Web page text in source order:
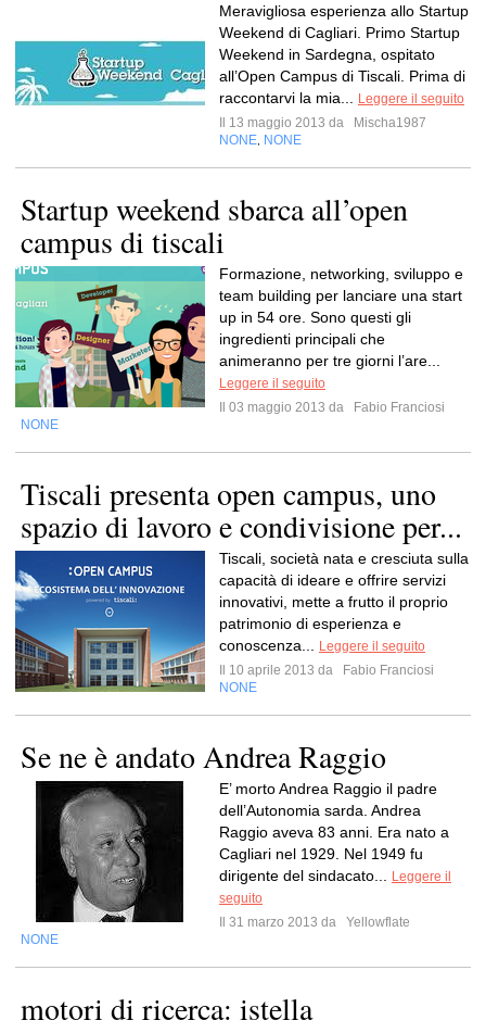
Meravigliosa esperienza allo Startup
Weekend di Cagliari. Primo Startup
Weekend in Sardegna, ospitato
all’Open Campus di Tiscali. Prima di
raccontarvi la mia...
Leggere il seguito
Il 13 maggio 2013 da
Mischa1987
NONE NONE
Startup weekend sbarca all’open
campus di tiscali
Formazione, networking, sviluppo e
team building per lanciare una start
up in 54 ore. Sono questi gli
ingredienti principali che
animeranno per tre giorni l’are...
Leggere il seguito
Il 03 maggio 2013 da
Fabio Franciosi
NONE
Tiscali presenta open campus, uno
spazio di lavoro e condivisione per...
Tiscali, società nata e cresciuta sulla
capacità di ideare e offrire servizi
innovativi, mette a frutto il proprio
patrimonio di esperienza e
conoscenza...
Leggere il seguito
Il 10 aprile 2013 da
Fabio Franciosi
NONE
Se ne è andato Andrea Raggio
E’ morto Andrea Raggio il padre
dell’Autonomia sarda. Andrea
Raggio aveva 83 anni. Era nato a
Cagliari nel 1929. Nel 1949 fu
dirigente del sindacato...
Leggere il
seguito
Il 31 marzo 2013 da
Yellowflate
NONE
motori di ricerca: istella